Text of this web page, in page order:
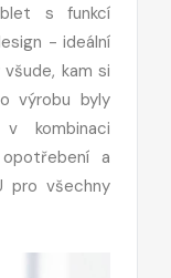
s funkcí
- ideální
kam si
výrobu byly
kombinaci
a
pro všechny